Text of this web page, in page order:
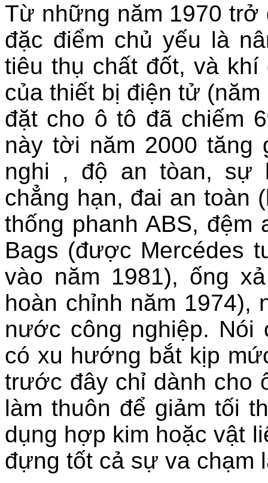
Từ những năm 1970
đặc điểm chủ yếu là
tiêu thụ chất đốt, và
của thiết bị điện tử
đặt cho ô tô đã chiếm
này tời năm 2000 tăng
nghi , độ an tòan, sự
chẳng hạn, đai an toàn
thống phanh ABS, đệm
Bags (được Mercédes
vào năm 1981), ống
hoàn chỉnh năm 1974),
nước công nghiệp. Nói
có xu hướng bắt kịp
trước đây chỉ dành cho
làm thuôn để giảm tối
dụng hợp kim hoặc vật
đựng tốt cả sự va chạm